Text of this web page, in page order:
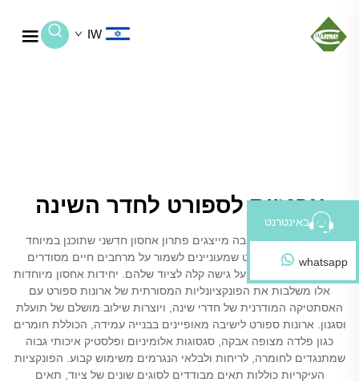
IW
ארגזיות לספורט לחדר השינה
ארונות ספורט לישיבה מייצגים פתרון אחסון חדשני שתוכנן במיוחד
למתחנפים לספורט שמעוניינים לשמור על מרחבים חיים מסודרים
וنظיפים, תוך שמירה על גישה קלה לציוד שלהם. יחידות אחסון מיוחדות
אלו משלבות את הפונקציונליות המסורתית של ארונות ספורט עם
האסתטיקה המודרנית של חדרי שינה, ויוצרות שילוב מושלם של תועלת
וסגנון. ארונות ספורט לישיבה מאופיינים בבנייה עמידה, הכוללת חומרים
כגון פלדה מצופה אבקה, סגסוגות אלומיניום ופלסטיק איכותי גבוה
שמתנגדים לחומרה, לריחות ולבלאי הנגרמים משימוש קבוע. הפונקציות
העיקריות כוללות תאים מבודדים לסוגים שונים של ציוד, תאים
באינטרנט
whatsapp